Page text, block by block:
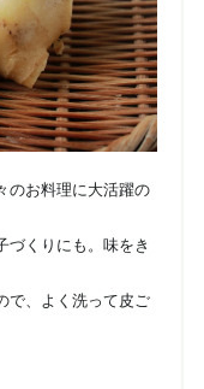
のお料理に大活躍の
づくりにも。味をき
で、よく洗って皮ご